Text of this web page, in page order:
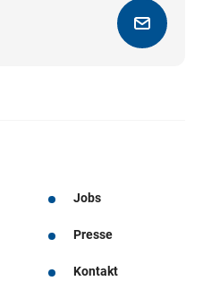
Jobs
Presse
Kontakt